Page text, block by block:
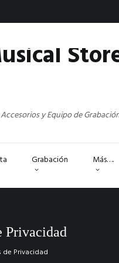
y Equipo de
Grabación Más….
Privacidad
de Privacidad